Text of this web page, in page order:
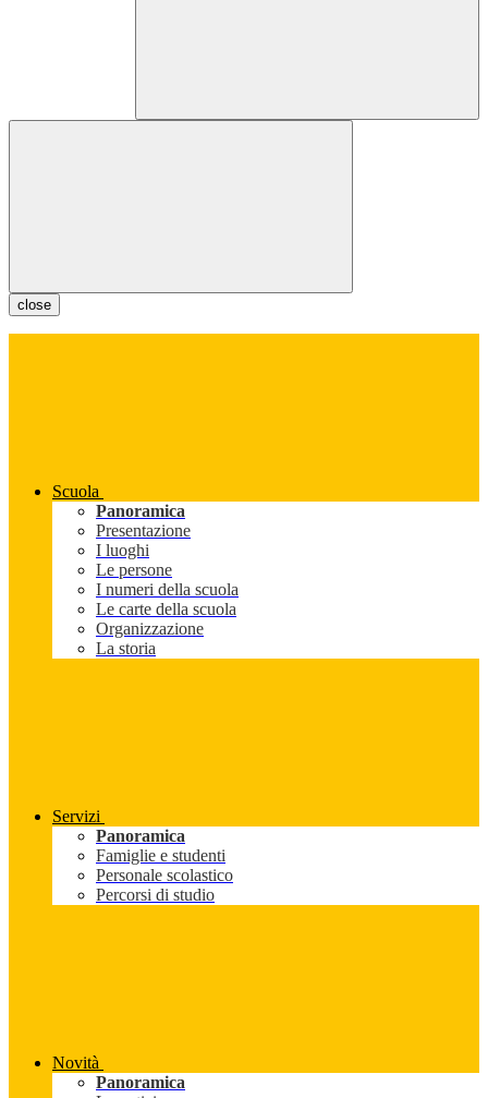
close
Scuola
Panoramica
Presentazione
I luoghi
Le persone
I numeri della scuola
Le carte della scuola
Organizzazione
La storia
Servizi
Panoramica
Famiglie e studenti
Personale scolastico
Percorsi di studio
Novità
Panoramica